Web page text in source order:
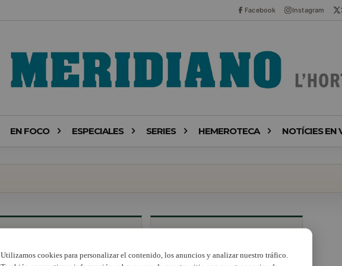
Facebook Instagram
EN FOCO ESPECIALES SERIES HEMEROTECA NOTÍCIES EN
Utilizamos cookies para personalizar el contenido, los anuncios y analizar nuestro tráfico.